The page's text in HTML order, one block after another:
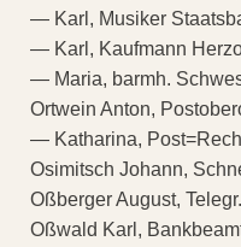
— Karl, Musiker
— Karl, Kaufmann
— Maria, barmh.
Ortwein Anton,
— Katharina,
Osimitsch Johann,
Oßberger August,
Oßwald Karl,